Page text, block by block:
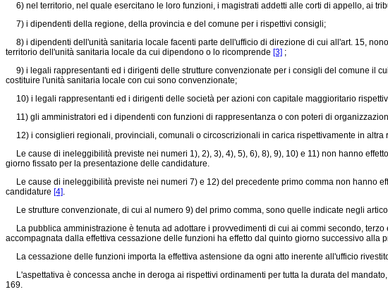
6) nel territorio, nel quale esercitano le loro funzioni, i magistrati addetti alle corti di appello, ai
7) i dipendenti della regione, della provincia e del comune per i rispettivi consigli;
8) i dipendenti dell'unità sanitaria locale facenti parte dell'ufficio di direzione di cui all'art. 15,
territorio dell'unità sanitaria locale da cui dipendono o lo ricomprende [3] ;
9) i legali rappresentanti ed i dirigenti delle strutture convenzionate per i consigli del comune il
costituire l'unità sanitaria locale con cui sono convenzionate;
10) i legali rappresentanti ed i dirigenti delle società per azioni con capitale maggioritario
11) gli amministratori ed i dipendenti con funzioni di rappresentanza o con poteri di
12) i consiglieri regionali, provinciali, comunali o circoscrizionali in carica rispettivamente in altra
Le cause di ineleggibilità previste nei numeri 1), 2), 3), 4), 5), 6), 8), 9), 10) e 11) non hanno
giorno fissato per la presentazione delle candidature.
Le cause di ineleggibilità previste nei numeri 7) e 12) del precedente primo comma non hanno
candidature [4].
Le strutture convenzionate, di cui al numero 9) del primo comma, sono quelle indicate negli
La pubblica amministrazione è tenuta ad adottare i provvedimenti di cui ai commi secondo,
accompagnata dalla effettiva cessazione delle funzioni ha effetto dal quinto giorno successivo alla
La cessazione delle funzioni importa la effettiva astensione da ogni atto inerente all'ufficio
L'aspettativa è concessa anche in deroga ai rispettivi ordinamenti per tutta la durata del
169.